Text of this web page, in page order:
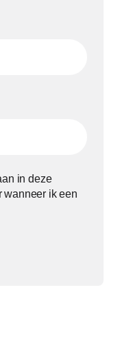
in deze
wanneer ik een